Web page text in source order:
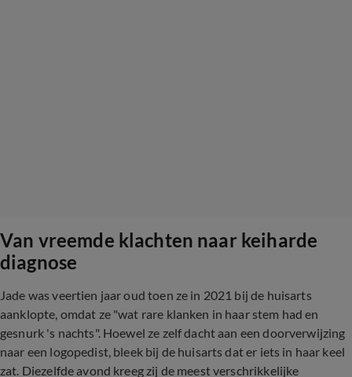
Van vreemde klachten naar keiharde
diagnose
Jade was veertien jaar oud toen ze in 2021 bij de huisarts
aanklopte, omdat ze "wat rare klanken in haar stem had en
gesnurk 's nachts". Hoewel ze zelf dacht aan een doorverwijzing
naar een logopedist, bleek bij de huisarts dat er iets in haar keel
zat. Diezelfde avond kreeg zij de meest verschrikkelijke